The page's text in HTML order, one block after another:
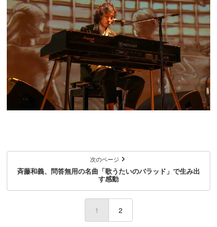
次のページ
斉藤和義、問答無用の名曲「歌うたいのバラッド」で生み出
す感動
1 (current)
2